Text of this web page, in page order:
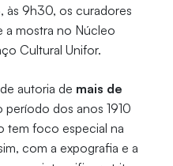
às 9h30, os curadores
a mostra no Núcleo
Cultural Unifor.
de autoria de mais de
período dos anos 1910
tem foco especial na
com a expografia e a